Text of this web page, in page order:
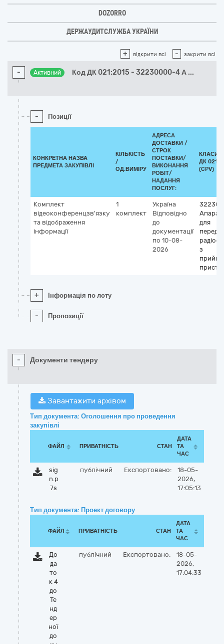
DOZORRO
ДЕРЖАУДИТСЛУЖБА УКРАЇНИ
+ відкрити всі - закрити всі
- Активний Код ДК 021:2015 - 32230000-4 А ...
- Позиції
КОНКРЕТНА НАЗВА
ПРЕДМЕТА ЗАКУПІВЛІ
КІЛЬКІСТЬ
/
ОД.ВИМІРУ
АДРЕСА
ДОСТАВКИ /
СТРОК
ПОСТАВКИ/
ВИКОНАННЯ
РОБІТ/
НАДАННЯ
ПОСЛУГ:
ДК
(CPV)
Комплект
відеоконференцзв'язку
та відображення
інформації
1
комплект
Україна
Відповідно
до
документації
по 10-08-
2026
для
з
+ Інформація по лоту
- Пропозиції
- Документи тендеру
Завантажити архівом
Тип документа: Оголошення про проведення
закупівлі
ФАЙЛ ПРИВАТНІСТЬ СТАН
ДАТА
ТА
ЧАС
sig
n.p
7s
публічний Експортовано:
18-05-
2026,
17:05:13
Тип документа: Проект договору
ФАЙЛ ПРИВАТНІСТЬ СТАН
ДАТА
ТА
ЧАС
До
да
то
к 4
до
Те
нд
ер
ної
до
публічний Експортовано:
18-05-
2026,
17:04:33